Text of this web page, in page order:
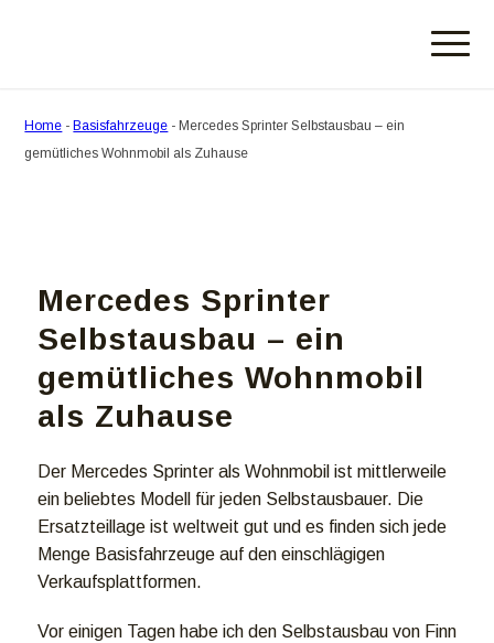
Home - Basisfahrzeuge - Mercedes Sprinter Selbstausbau – ein
gemütliches Wohnmobil als Zuhause
Mercedes Sprinter
Selbstausbau – ein
gemütliches Wohnmobil
als Zuhause
Der Mercedes Sprinter als Wohnmobil ist mittlerweile
ein beliebtes Modell für jeden Selbstausbauer. Die
Ersatzteillage ist weltweit gut und es finden sich jede
Menge Basisfahrzeuge auf den einschlägigen
Verkaufsplattformen.
Vor einigen Tagen habe ich den Selbstausbau von Finn